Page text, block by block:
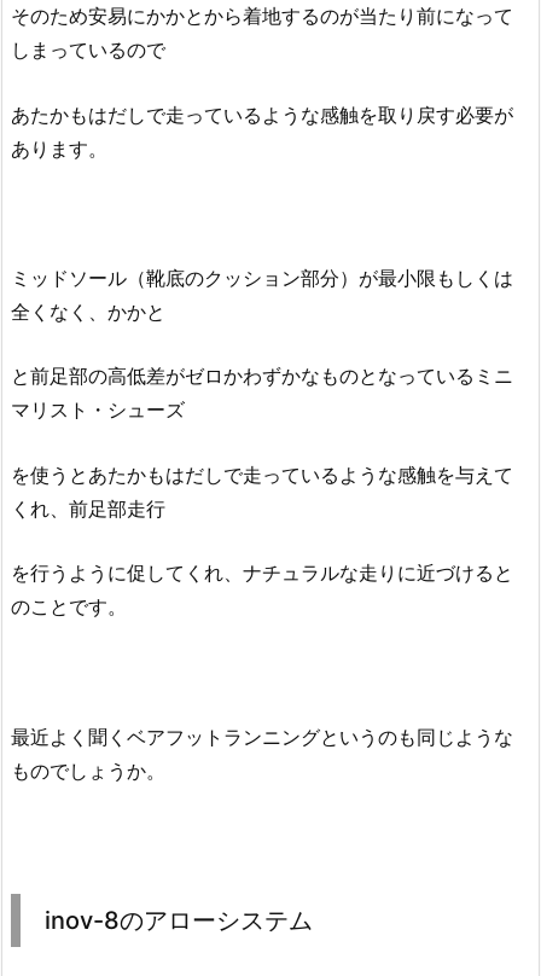
そのため安易にかかとから着地するのが当たり前になって
しまっているので
あたかもはだしで走っているような感触を取り戻す必要が
あります。
ミッドソール（靴底のクッション部分）が最小限もしくは
全くなく、かかと
と前足部の高低差がゼロかわずかなものとなっているミニ
マリスト・シューズ
を使うとあたかもはだしで走っているような感触を与えて
くれ、前足部走行
を行うように促してくれ、ナチュラルな走りに近づけると
のことです。
最近よく聞くベアフットランニングというのも同じような
ものでしょうか。
inov-8のアローシステム